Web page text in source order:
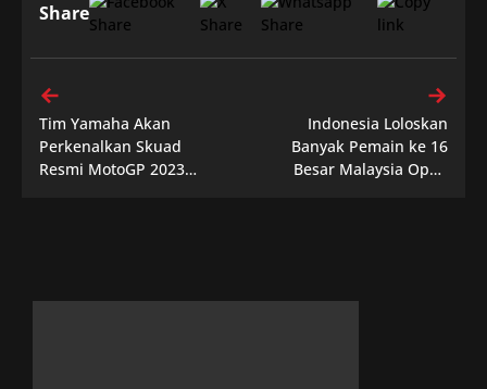
Share
Tim Yamaha Akan
Perkenalkan Skuad
Resmi MotoGP 2023
Indonesia Loloskan
Banyak Pemain ke 16
Besar Malaysia Open